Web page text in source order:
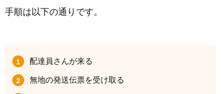
手順は以下の通りです。
配達員さんが来る
無地の発送伝票を受け取る